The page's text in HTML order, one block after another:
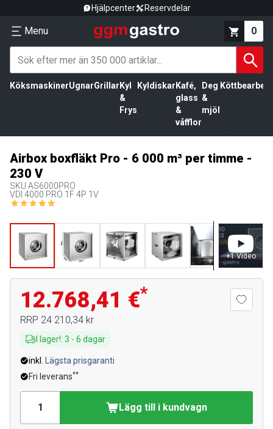
Hjälpcenter Reservdelar
Menu 0
KöksmaskinerUgnarGrillar Kyl
&
Frys
Kyldiskar Kafé,
glass
&
våfflor
Deg
&
mjöl
Airbox boxfläkt Pro - 6 000 m³ per timme -
230 V
SKU AS6000PRO
VDI 4000 PRO 1F 4P 1V
+1 Video
12.768,41 €*
RRP 24 210,34 kr
I lager!: 3 - 6 dagar
inkl.
Lägsta prisgaranti
Fri leverans**
Lägg till i kundvagn